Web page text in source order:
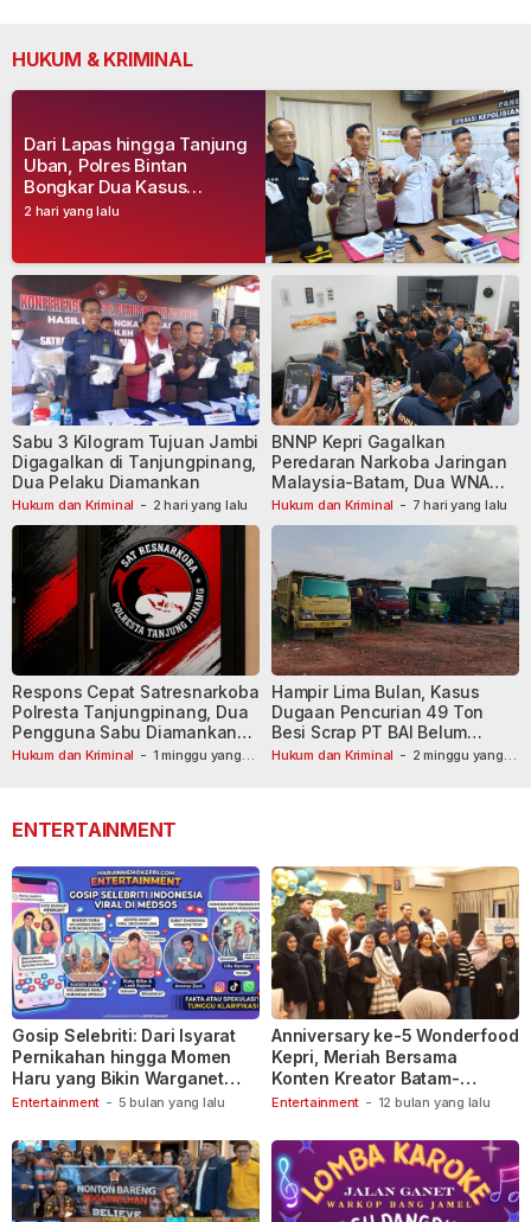
HUKUM & KRIMINAL
2 hari yang lalu
Dari Lapas hingga Tanjung
Uban, Polres Bintan
Bongkar Dua Kasus
Narkoba, Empat Tersangka
Hukum dan Kriminal - 2 hari yang lalu
Sabu 3 Kilogram Tujuan Jambi
Digagalkan di Tanjungpinang,
Dua Pelaku Diamankan
Hukum dan Kriminal - 7 hari yang lalu
BNNP Kepri Gagalkan
Peredaran Narkoba Jaringan
Malaysia-Batam, Dua WNA
Masih Diburu
Hukum dan Kriminal - 1 minggu yang
Respons Cepat Satresnarkoba
Polresta Tanjungpinang, Dua
Pengguna Sabu Diamankan
Usai Dilaporkan ke Call Center
Hukum dan Kriminal - 2 minggu yang
Hampir Lima Bulan, Kasus
Dugaan Pencurian 49 Ton
Besi Scrap PT BAI Belum
Tetapkan Tersangka
ENTERTAINMENT
Entertainment - 5 bulan yang lalu
Gosip Selebriti: Dari Isyarat
Pernikahan hingga Momen
Haru yang Bikin Warganet
Berspekulasi
Entertainment - 12 bulan yang lalu
Anniversary ke-5 Wonderfood
Kepri, Meriah Bersama
Konten Kreator Batam-
Tanjungpinang